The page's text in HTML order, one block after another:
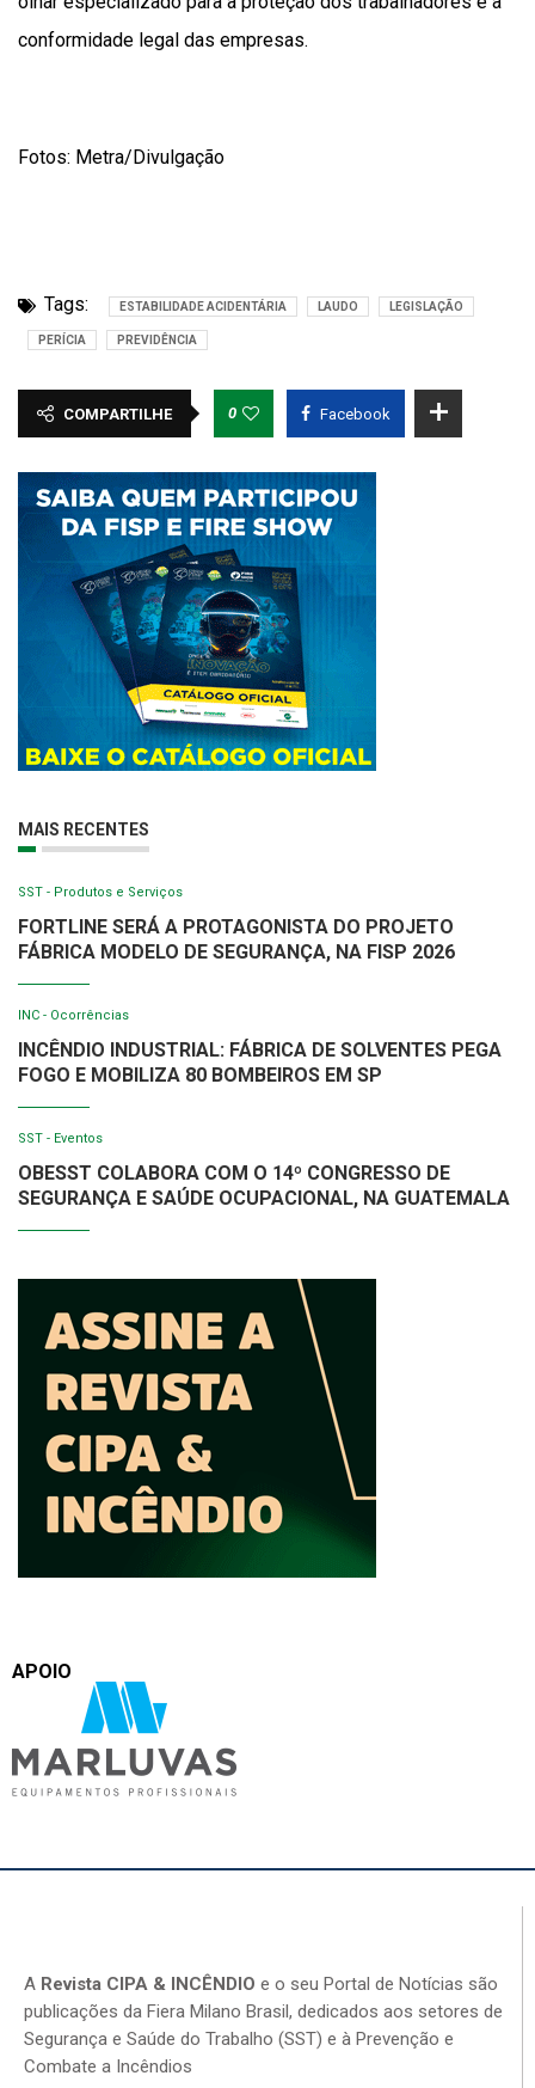
conformidade legal das empresas.
Fotos: Metra/Divulgação
Tags: ESTABILIDADE ACIDENTÁRIA LAUDO LEGISLAÇÃO
PERÍCIA PREVIDÊNCIA
COMPARTILHE 0 Facebook
MAIS RECENTES
SST - Produtos e Serviços
FORTLINE SERÁ A PROTAGONISTA DO PROJETO
FÁBRICA MODELO DE SEGURANÇA, NA FISP 2026
INC - Ocorrências
INCÊNDIO INDUSTRIAL: FÁBRICA DE SOLVENTES PEGA
FOGO E MOBILIZA 80 BOMBEIROS EM SP
SST - Eventos
OBESST COLABORA COM O 14º CONGRESSO DE
SEGURANÇA E SAÚDE OCUPACIONAL, NA GUATEMALA
APOIO
A Revista CIPA & INCÊNDIO e o seu Portal de Notícias são
publicações da Fiera Milano Brasil, dedicados aos setores de
Segurança e Saúde do Trabalho (SST) e à Prevenção e
Combate a Incêndios